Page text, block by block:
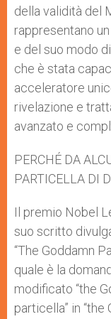
della validità del
rappresentano
e del suo modo
che è stata
acceleratore
rivelazione e
avanzato e
PERCHÉ DA
PARTICELLA DI
Il premio Nobel
suo scritto
“The Goddamn
quale è la
modificato “the
particella” in